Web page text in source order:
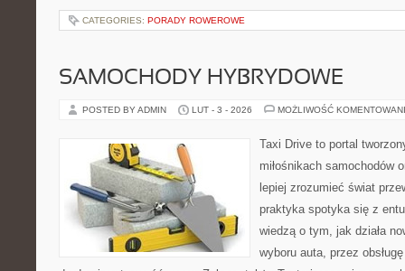
CATEGORIES: PORADY ROWEROWE
SAMOCHODY HYBRYDOWE
POSTED BY ADMIN LUT - 3 - 2026 MOŻLIWOŚĆ
Taxi Drive to portal
miłośnikach samochodów
lepiej zrozumieć świat
praktyka spotyka się z
wiedzą o tym, jak działa
wyboru auta, przez